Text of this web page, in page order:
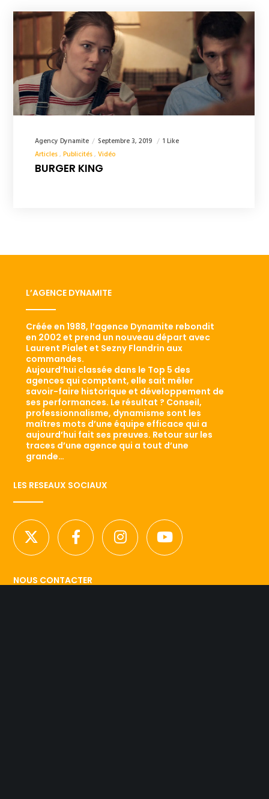
Agency Dynamite Septembre 3, 2019
1 Like
Articles Publicités Vidéo
BURGER KING
L’AGENCE DYNAMITE
Créée en 1988, l’agence Dynamite rebondit
en 2002 et prend un nouveau départ avec
Laurent Pialet et Sezny Flandrin aux
commandes.
Aujourd’hui classée dans le Top 5 des
agences qui comptent, elle sait mêler
savoir-faire historique et développement de
ses performances. Le résultat ? Conseil,
professionnalisme, dynamisme sont les
maîtres mots d’une équipe efficace qui a
aujourd’hui fait ses preuves. Retour sur les
traces d’une agence qui a tout d’une
grande…
LES RESEAUX SOCIAUX
NOUS CONTACTER